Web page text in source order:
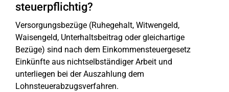
steuerpflichtig?
Versorgungsbezüge (Ruhegehalt, Witwengeld,
Waisengeld, Unterhaltsbeitrag oder gleichartige
Bezüge) sind nach dem Einkommensteuergesetz
Einkünfte aus nichtselbständiger Arbeit und
unterliegen bei der Auszahlung dem
Lohnsteuerabzugsverfahren.